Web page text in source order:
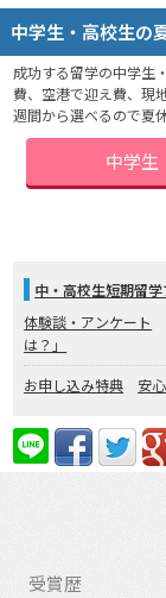
中学生・高校生の
成功する留学の中学生
費、空港で迎え費、現
週間から選べるので夏
中学生
中・高校生短期留
体験談・アンケート
は？」
お申し込み特典
安
受賞歴